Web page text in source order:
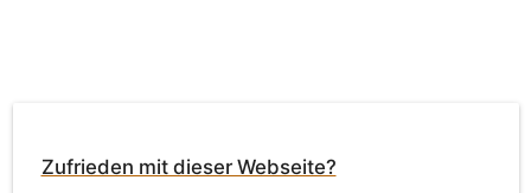
Zufrieden mit dieser Webseite?